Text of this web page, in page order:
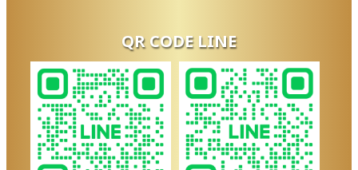
QR CODE LINE